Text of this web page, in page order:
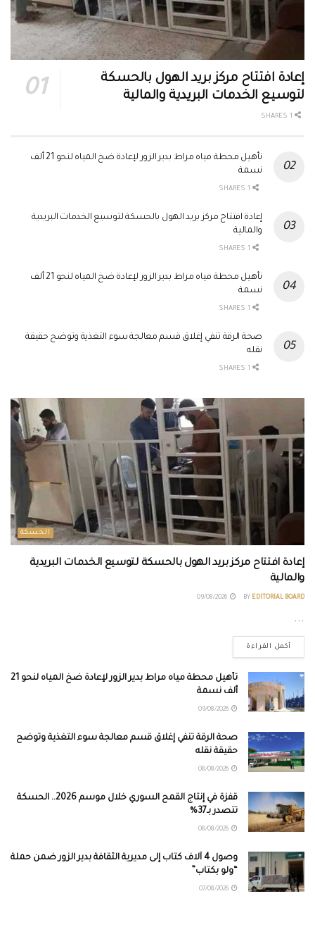
إعادة افتتاح مركز بريد الهول بالحسكة
لتوسيع الخدمات البريدية والمالية
تأهيل محطة مياه مراط بدير الزور لإعادة ضخ المياه لنحو 21 ألف
نسمة
إعادة افتتاح مركز بريد الهول بالحسكة لتوسيع الخدمات البريدية
والمالية
تأهيل محطة مياه مراط بدير الزور لإعادة ضخ المياه لنحو 21 ألف
نسمة
صحة الرقة تنفي إغلاق قسم معالجة سوء التغذية وتوضح حقيقة
نقله
الحسكة
إعادة افتتاح مركز بريد الهول بالحسكة لتوسيع الخدمات البريدية
والمالية
BY EDITORIAL BOARD
...
أكمل القراءة
تأهيل محطة مياه مراط بدير الزور لإعادة ضخ المياه لنحو 21
ألف نسمة
صحة الرقة تنفي إغلاق قسم معالجة سوء التغذية وتوضح
حقيقة نقله
قفزة في إنتاج القمح السوري خلال موسم 2026.. الحسكة
تتصدر بـ37%
وصول 4 آلاف كتاب إلى مديرية الثقافة بدير الزور ضمن حملة
“ولو بكتاب”